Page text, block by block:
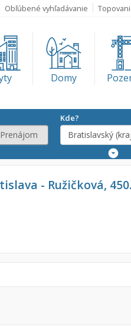
Obľúbené vyhľadávanie
Domy
Prenájom
Kde?
Bratislavský
- Ružičková,